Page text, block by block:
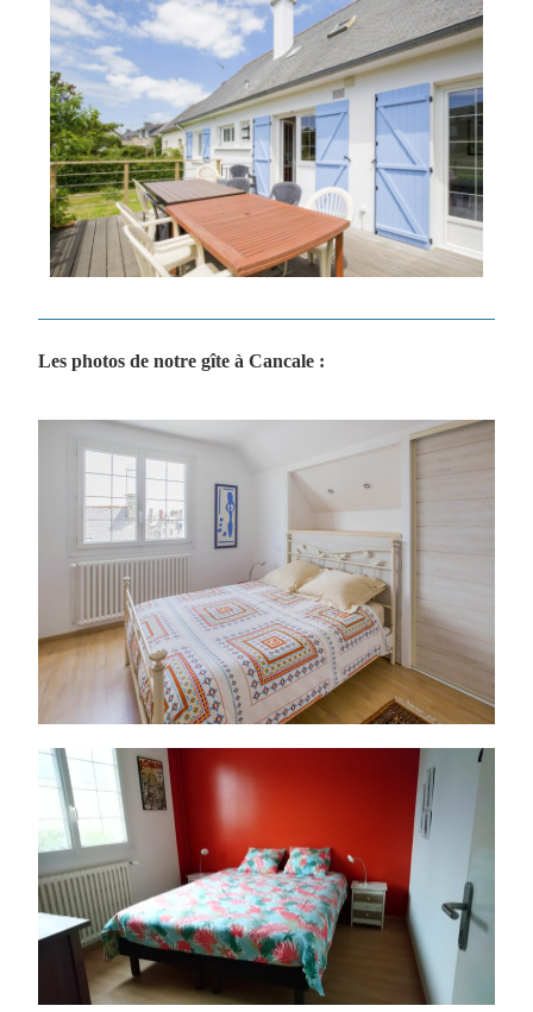
Les photos de notre gîte à Cancale :